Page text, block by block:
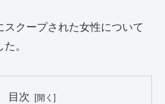
クープされた女性について
。
目次